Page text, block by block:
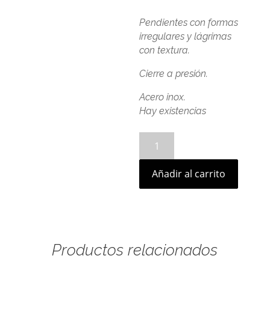
Pendientes con formas
irregulares y lágrimas
con textura.
Cierre a presión.
Acero inox.
Hay existencias
Vega
Añadir al carrito
Productos relacionados